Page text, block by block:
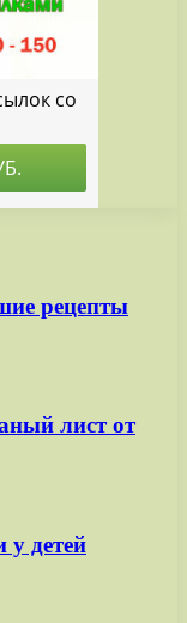
рецепты
лист от
детей